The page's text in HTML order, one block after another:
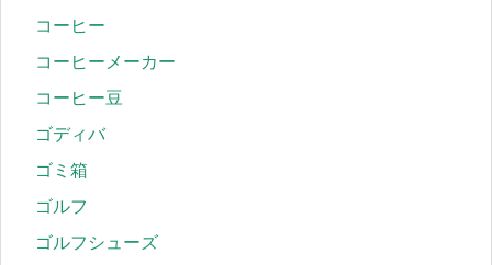
コーヒー
コーヒーメーカー
コーヒー豆
ゴディバ
ゴミ箱
ゴルフ
ゴルフシューズ